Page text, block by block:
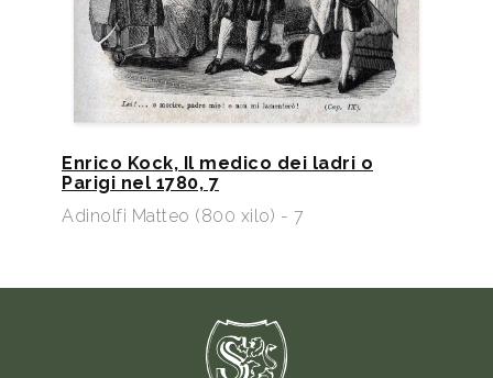
Enrico Kock, Il medico dei ladri o
Parigi nel 1780, 7
Adinolfi Matteo (800 xilo) - 7